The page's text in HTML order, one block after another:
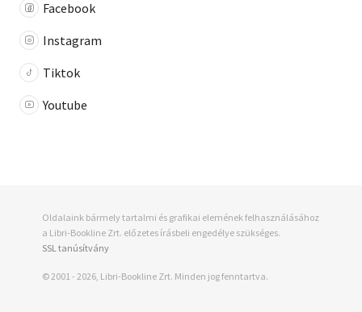
Facebook
Instagram
Tiktok
Youtube
Oldalaink bármely tartalmi és grafikai elemének felhasználásához
a Libri-Bookline Zrt. előzetes írásbeli engedélye szükséges.
SSL tanúsítvány
© 2001 - 2026, Libri-Bookline Zrt. Minden jog fenntartva.